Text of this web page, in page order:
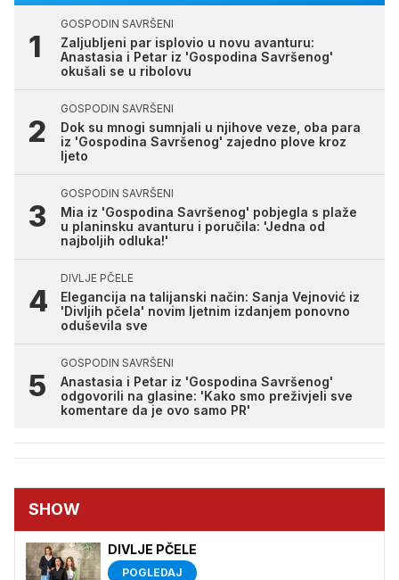
GOSPODIN SAVRŠENI
Zaljubljeni par isplovio u novu avanturu:
Anastasia i Petar iz 'Gospodina Savršenog'
okušali se u ribolovu
GOSPODIN SAVRŠENI
Dok su mnogi sumnjali u njihove veze, oba para
iz 'Gospodina Savršenog' zajedno plove kroz
ljeto
GOSPODIN SAVRŠENI
Mia iz 'Gospodina Savršenog' pobjegla s plaže
u planinsku avanturu i poručila: 'Jedna od
najboljih odluka!'
DIVLJE PČELE
Elegancija na talijanski način: Sanja Vejnović iz
'Divljih pčela' novim ljetnim izdanjem ponovno
oduševila sve
GOSPODIN SAVRŠENI
Anastasia i Petar iz 'Gospodina Savršenog'
odgovorili na glasine: 'Kako smo preživjeli sve
komentare da je ovo samo PR'
SHOW
DIVLJE PČELE
POGLEDAJ